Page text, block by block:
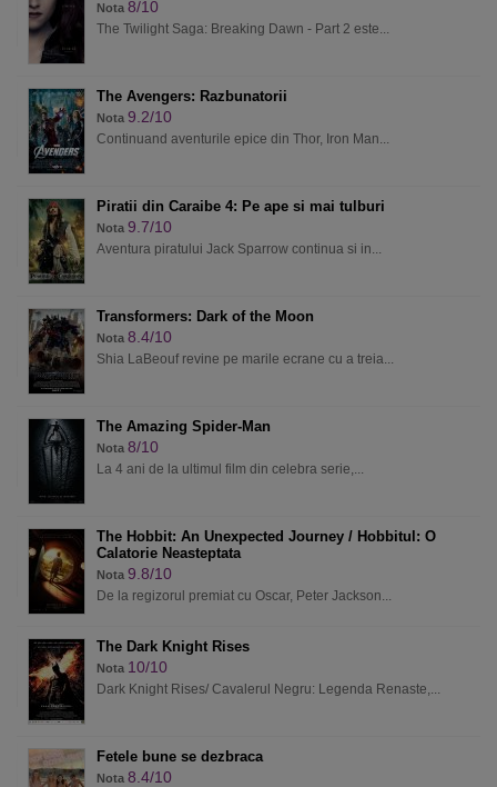
Nota 8/10
The Twilight Saga: Breaking Dawn - Part 2 este...
The Avengers: Razbunatorii
Nota 9.2/10
Continuand aventurile epice din Thor, Iron Man...
Piratii din Caraibe 4: Pe ape si mai tulburi
Nota 9.7/10
Aventura piratului Jack Sparrow continua si in...
Transformers: Dark of the Moon
Nota 8.4/10
Shia LaBeouf revine pe marile ecrane cu a treia...
The Amazing Spider-Man
Nota 8/10
La 4 ani de la ultimul film din celebra serie,...
The Hobbit: An Unexpected Journey / Hobbitul: O
Calatorie Neasteptata
Nota 9.8/10
De la regizorul premiat cu Oscar, Peter Jackson...
The Dark Knight Rises
Nota 10/10
Dark Knight Rises/ Cavalerul Negru: Legenda Renaste,...
Fetele bune se dezbraca
Nota 8.4/10